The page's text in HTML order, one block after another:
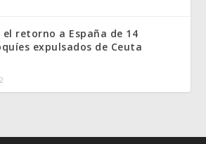
retorno a España de 14
expulsados de Ceuta